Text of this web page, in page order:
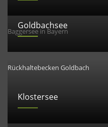
Baggersee in Bayern
Goldbachsee
Rückhaltebecken Goldbach
Klostersee